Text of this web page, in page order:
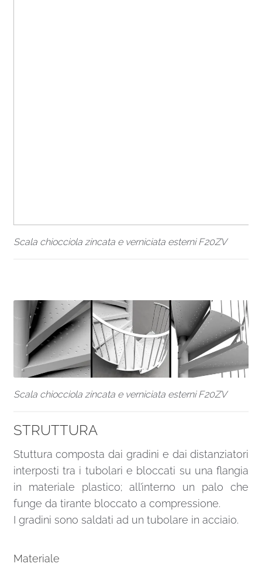
Scala chiocciola zincata e verniciata esterni F20ZV
Scala chiocciola zincata e verniciata esterni F20ZV
STRUTTURA
Stuttura composta dai gradini e dai distanziatori
interposti tra i tubolari e bloccati su una flangia
in materiale plastico; all’interno un palo che
funge da tirante bloccato a compressione.
I gradini sono saldati ad un tubolare in acciaio.
Materiale